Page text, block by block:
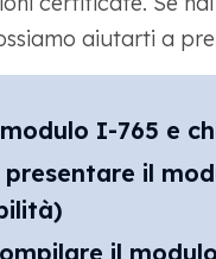
aiutarti a
I-765 e
presentare il
il